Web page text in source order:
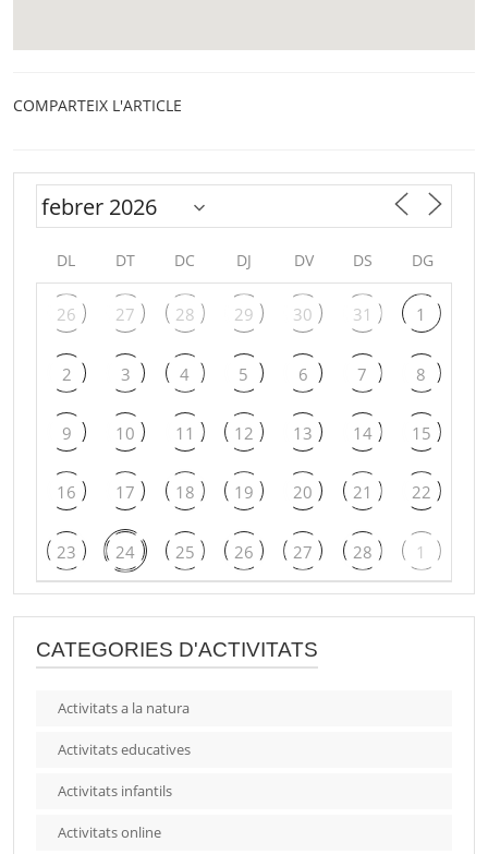
COMPARTEIX L'ARTICLE
DL DT DC DJ DV DS DG
26 27 28 29 30 31 1
2 3 4 5 6 7 8
9 10 11 12 13 14 15
16 17 18 19 20 21 22
23 24 25 26 27 28 1
CATEGORIES D'ACTIVITATS
Activitats a la natura
Activitats educatives
Activitats infantils
Activitats online